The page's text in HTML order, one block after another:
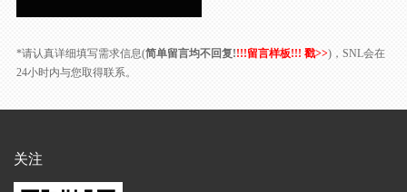
*请认真详细填写需求信息(简单留言均不回复!!!!留言样板!!! 戳>>)，SNL会在
24小时内与您取得联系。
关注